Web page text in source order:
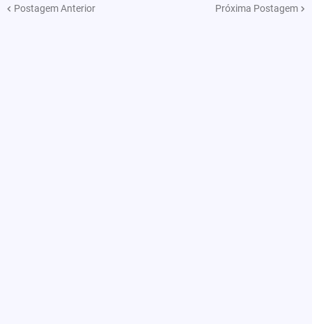
Postagem Anterior Próxima Postagem